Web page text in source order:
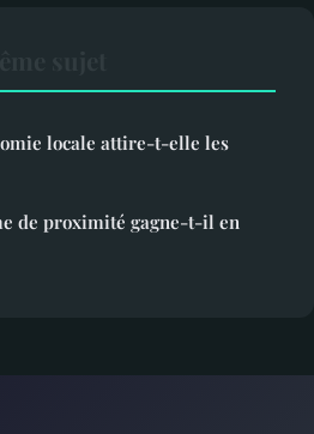
locale attire-t-elle les
de proximité gagne-t-il en